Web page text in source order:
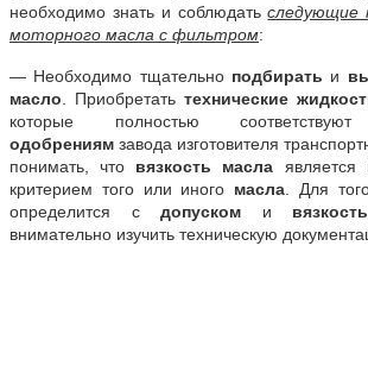
необходимо знать и соблюдатьследующие
моторного масла с фильтром:
— Необходимо тщательно подбирать и
масло . Приобретать технические
которые полностью
одобрениям завода изготовителя
понимать, что вязкость масла
критерием того или иного масла . Для
определится с допуском и
внимательно изучить техническую